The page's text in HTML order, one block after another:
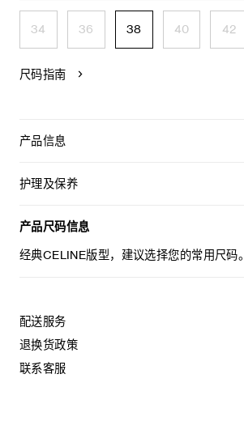
34 36 38 40 42
尺码指南
产品信息
低腰
护理及保养
仅使用不含漂白剂的洗衣产品。
不可熨烫。
产品尺码信息
经典CELINE版型，建议选择您的常用尺码。
配送服务
退换货政策
联系客服